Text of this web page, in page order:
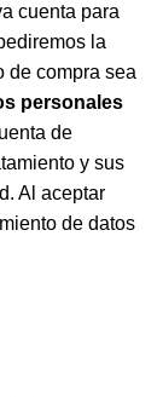
cuenta para
la
de compra sea
personales
de
y sus
. Al aceptar
de datos